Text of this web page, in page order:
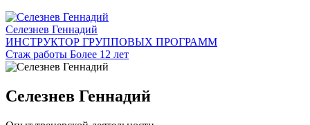
Селезнев Геннадий
ИНСТРУКТОР ГРУППОВЫХ ПРОГРАММ
Стаж работы Более 12 лет
Селезнев Геннадий